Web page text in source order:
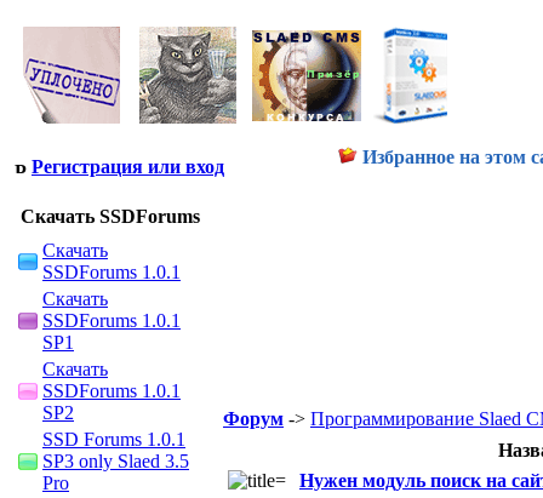
Регистрация или вход Избранное на этом
Скачать SSDForums
Скачать
SSDForums 1.0.1
Скачать
SSDForums 1.0.1
SP1
Скачать
SSDForums 1.0.1
SP2
SSD Forums 1.0.1
SP3 only Slaed 3.5
Pro
Форум -> Программирование Slaed
Нужен модуль поиск на